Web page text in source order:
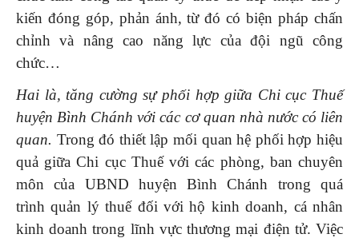
kiến đóng góp, phản ánh, từ đó có biện pháp chấn
chỉnh và nâng cao năng lực của đội ngũ công
chức…
Hai là, tăng cườngsự phối hợp giữa Chi cục Thuế
huyện Bình Chánh với các cơ quan nhà nước có liên
quan. Trong đó thiết lập mối quan hệ phối hợp hiệu
quả giữa Chi cục Thuế với các phòng, ban chuyên
môn của UBND huyện Bình Chánh trong quá
trình quản lý thuế đối với hộ kinh doanh, cá nhân
kinh doanh trong lĩnh vực thương mại điện tử. Việc